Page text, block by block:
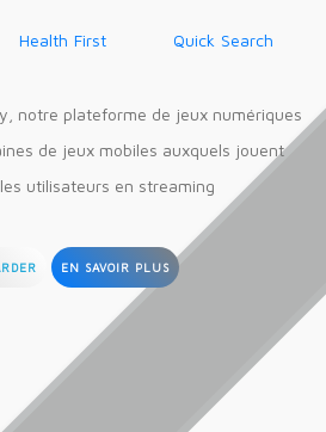
Health First Quick Search
notre plateforme de jeux numériques
de jeux mobiles auxquels jouent
utilisateurs en streaming
EN SAVOIR PLUS